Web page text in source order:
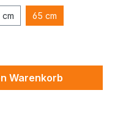
cm 65 cm
Warenkorb